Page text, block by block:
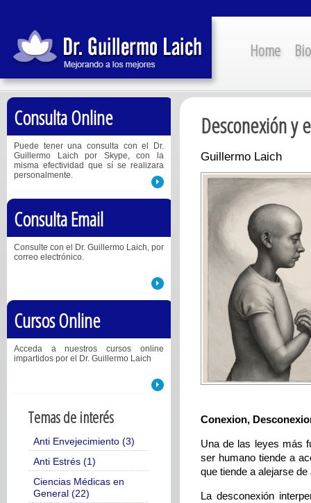
Home
Consulta Online
Puede tener una consulta con el Dr.
Guillermo Laich por Skype, con la
misma efectividad que sí se realizara
personalmente.
Consulta Email
Consulte con el Dr. Guillermo Laich, por
correo electrónico.
Cursos Online
Acceda a nuestros cursos online
impartidos por el Dr. Guillermo Laich
Temas de interés
Anti Envejecimiento (3)
Anti Estrés (1)
Ciencias Médicas en
General (22)
Desconexión y
Guillermo Laich
Conexion,
Una de las leyes más
ser humano tiende a
que tiende a alejarse
La desconexión